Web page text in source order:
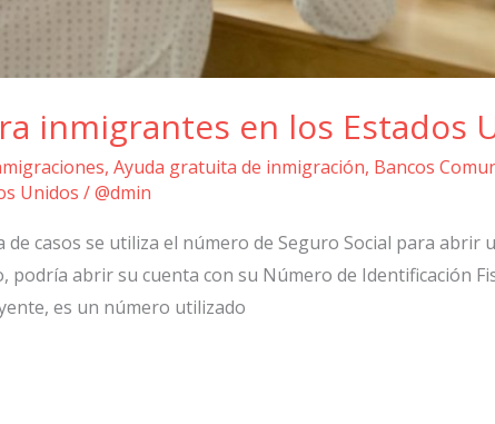
inmigrantes en los Estados
, Ayuda gratuita de inmigración, Bancos
Unidos /@dmin
de casos se utiliza el número de Seguro Social para abrir
podría abrir su cuenta con su Número de Identificación
es un número utilizado